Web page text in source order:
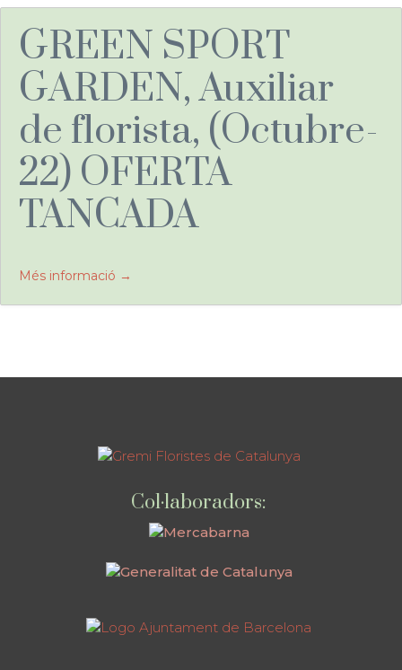
GREEN SPORT
GARDEN, Auxiliar
de florista, (Octubre-
22) OFERTA
TANCADA
Més informació
Col·laboradors: